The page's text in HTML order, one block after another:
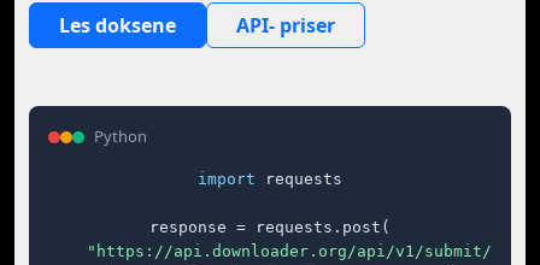
Les doksene API- priser
Python
import requests
response = requests.post(
"https://api.downloader.org/api/v1/submit/"